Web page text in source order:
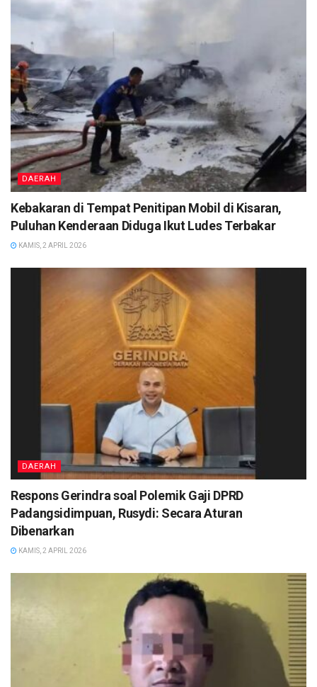
DAERAH
Kebakaran di Tempat Penitipan Mobil di Kisaran,
Puluhan Kenderaan Diduga Ikut Ludes Terbakar
KAMIS, 2 APRIL 2026
DAERAH
Respons Gerindra soal Polemik Gaji DPRD
Padangsidimpuan, Rusydi: Secara Aturan
Dibenarkan
KAMIS, 2 APRIL 2026